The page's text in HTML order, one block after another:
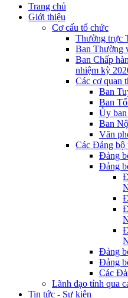
Trang chủ
Giới thiệu
Cơ cấu tổ chức
Thường trực
Ban Thường
Ban Chấp
nhiệm kỳ
Các cơ quan
Ban
Ban
Ủy
Ban
Văn
Các Đảng bộ
Đảng
Đảng
Đảng
Đảng
Các
Lãnh đạo tỉnh qua
Tin tức - Sự kiện